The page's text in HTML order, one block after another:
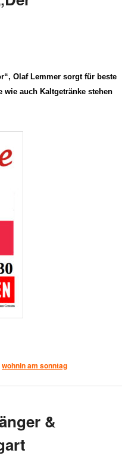
Olaf Lemmer sorgt für beste
wie auch Kaltgetränke stehen
wohnin am sonntag
&